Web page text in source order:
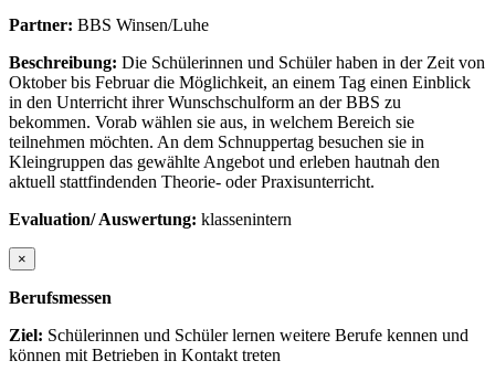
Partner: BBS Winsen/Luhe
Beschreibung: Die Schülerinnen und Schüler haben in der Zeit von
Oktober bis Februar die Möglichkeit, an einem Tag einen Einblick
in den Unterricht ihrer Wunschschulform an der BBS zu
bekommen. Vorab wählen sie aus, in welchem Bereich sie
teilnehmen möchten. An dem Schnuppertag besuchen sie in
Kleingruppen das gewählte Angebot und erleben hautnah den
aktuell stattfindenden Theorie- oder Praxisunterricht.
Evaluation/ Auswertung: klassenintern
×
Berufsmessen
Ziel: Schülerinnen und Schüler lernen weitere Berufe kennen und
können mit Betrieben in Kontakt treten